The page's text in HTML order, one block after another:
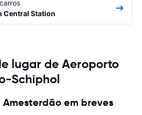
Central Station
lugar de Aeroporto
Schiphol
em breves